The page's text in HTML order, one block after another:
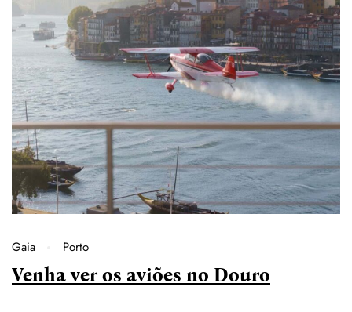
Gaia Porto
Venha ver os aviões no Douro